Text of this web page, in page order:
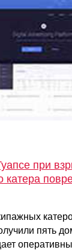
при
катера
пять